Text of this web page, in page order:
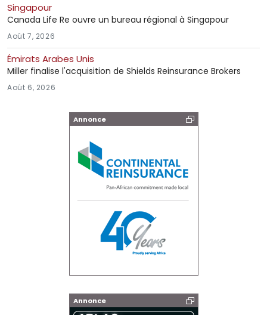
Singapour
Canada Life Re ouvre un bureau régional à Singapour
Août 7, 2026
Émirats Arabes Unis
Miller finalise l'acquisition de Shields Reinsurance Brokers
Août 6, 2026
Annonce
Annonce